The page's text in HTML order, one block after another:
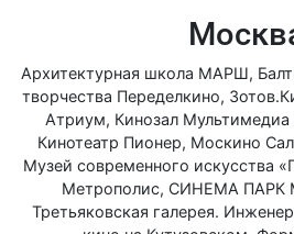
Архитектурная школа МАРШ,
творчества Переделкино,
Атриум, Кинозал
Кинотеатр Пионер, Москино
Музей современного искусства
Метрополис, СИНЕМА ПАРК
Третьяковская галерея.